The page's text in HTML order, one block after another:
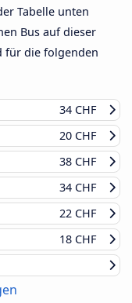
Tabelle unten
Bus auf dieser
für die folgenden
34 CHF
20 CHF
38 CHF
34 CHF
22 CHF
18 CHF